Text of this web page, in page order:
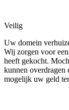
Veilig
Uw domein
Wij zorgen voor
heeft gekocht.
kunnen overdragen
mogelijk uw geld